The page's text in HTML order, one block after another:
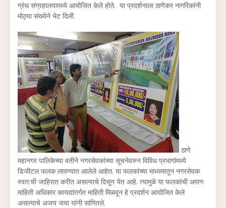
ग्रंथ संग्रहालयामध्ये आयोजित केले होते. या प्रदर्शनाला ठाणेकर नागरिकांनी
मोठ्या संख्येने भेट दिली.
ठाणे
महानगर पालिकेच्या वतीने नगरसेवकांच्या सूचनेवरुन विविध प्रभागांमध्ये
डिजीटल फलक लावण्यात आलेले आहेत. या फलकांच्या माध्यमातून नगरसेवक
स्वत:ची जाहिरात करीत असल्याचे दिसून येत आहे. त्यामुळे या फलकांची आपण
माहिती अधिकार कायद्यांतर्गत माहिती मिळवून हे प्रदर्शन आयोजित केले
असल्याचे अजय जया यांनी सांगितले.